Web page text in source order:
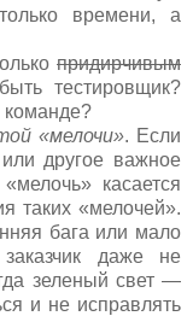
времени, а
придирчивым
тестировщик?
команде?
«мелочи». Если
другое важное
касается
таких «мелочей».
бага или мало
даже не
зеленый свет —
и не исправлять